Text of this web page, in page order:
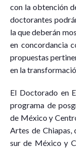
con la obtención
doctorantes
la que deberán
en concordancia
propuestas
en la
El Doctorado en
programa de
de México y
Artes de Chiapas,
sur de México y